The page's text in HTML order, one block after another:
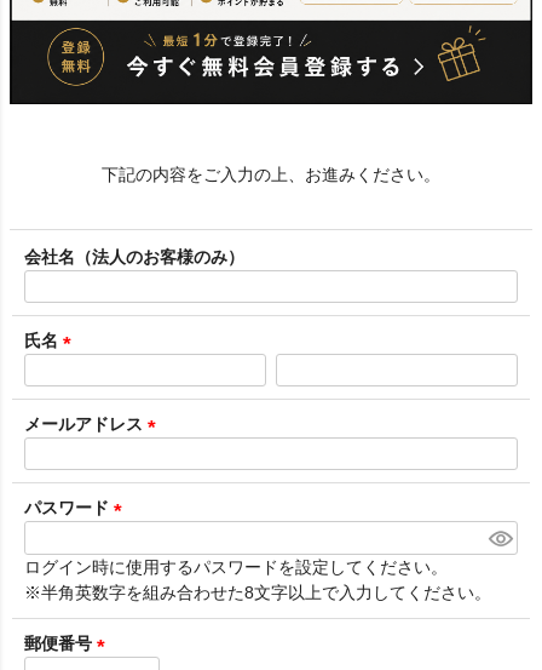
下記の内容をご入力の上、お進みください。
会社名（法人のお客様のみ）
氏名
必
須
メールアドレス
必
パスワード
必
須
)
ログイン時に使用するパスワードを設定してください。
※半角英数字を組み合わせた8文字以上で入力してください。
郵便番号